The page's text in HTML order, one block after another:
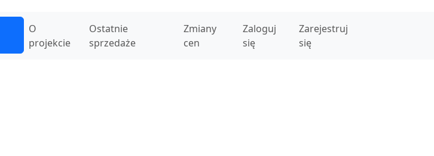
O
projekcie
Ostatnie
sprzedaże
Zmiany
cen
Zaloguj
się
Zarejestruj
się